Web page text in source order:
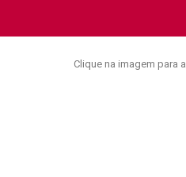
Clique na imagem para